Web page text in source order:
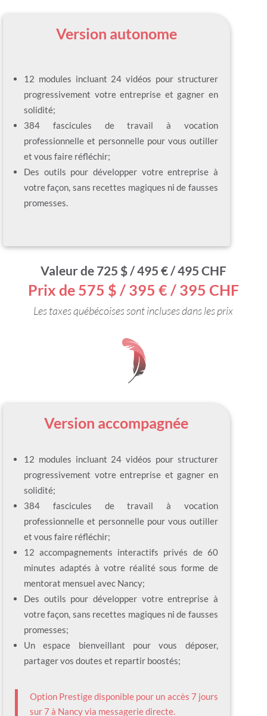
Version autonome
12 modules incluant 24 vidéos pour structurer
progressivement votre entreprise et gagner en
solidité;
384 fascicules de travail à vocation
professionnelle et personnelle pour vous outiller
et vous faire réfléchir;
Des outils pour développer votre entreprise à
votre façon, sans recettes magiques ni de fausses
promesses.
Valeur de 725 $ / 495 € / 495 CHF
Prix de 575 $ / 395 € / 395 CHF
Les taxes québécoises sont incluses dans les prix
Version accompagnée
12 modules incluant 24 vidéos pour structurer
progressivement votre entreprise et gagner en
solidité;
384 fascicules de travail à vocation
professionnelle et personnelle pour vous outiller
et vous faire réfléchir;
12 accompagnements interactifs privés de 60
minutes adaptés à votre réalité sous forme de
mentorat mensuel avec Nancy;
Des outils pour développer votre entreprise à
votre façon, sans recettes magiques ni de fausses
promesses;
Un espace bienveillant pour vous déposer,
partager vos doutes et repartir boostés;
Option Prestige disponible pour un accès 7 jours
sur 7 à Nancy via messagerie directe.